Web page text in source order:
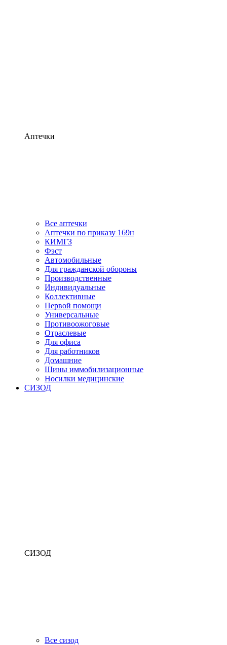
Аптечки
Все аптечки
Аптечки по приказу 169н
КИМГЗ
Фэст
Автомобильные
Для гражданской обороны
Производственные
Индивидуальные
Коллективные
Первой помощи
Универсальные
Противоожоговые
Отраслевые
Для офиса
Для работников
Домашние
Шины иммобилизационные
Носилки медицинские
СИЗОД
СИЗОД
Все сизод